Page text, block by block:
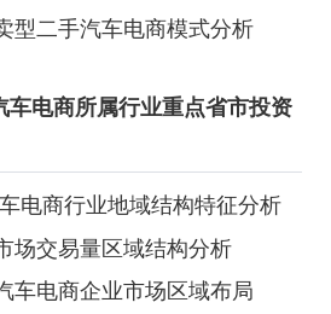
型二手汽车电商模式分析
车电商所属行业重点省市投资
电商行业地域结构特征分析
场交易量区域结构分析
车电商企业市场区域布局